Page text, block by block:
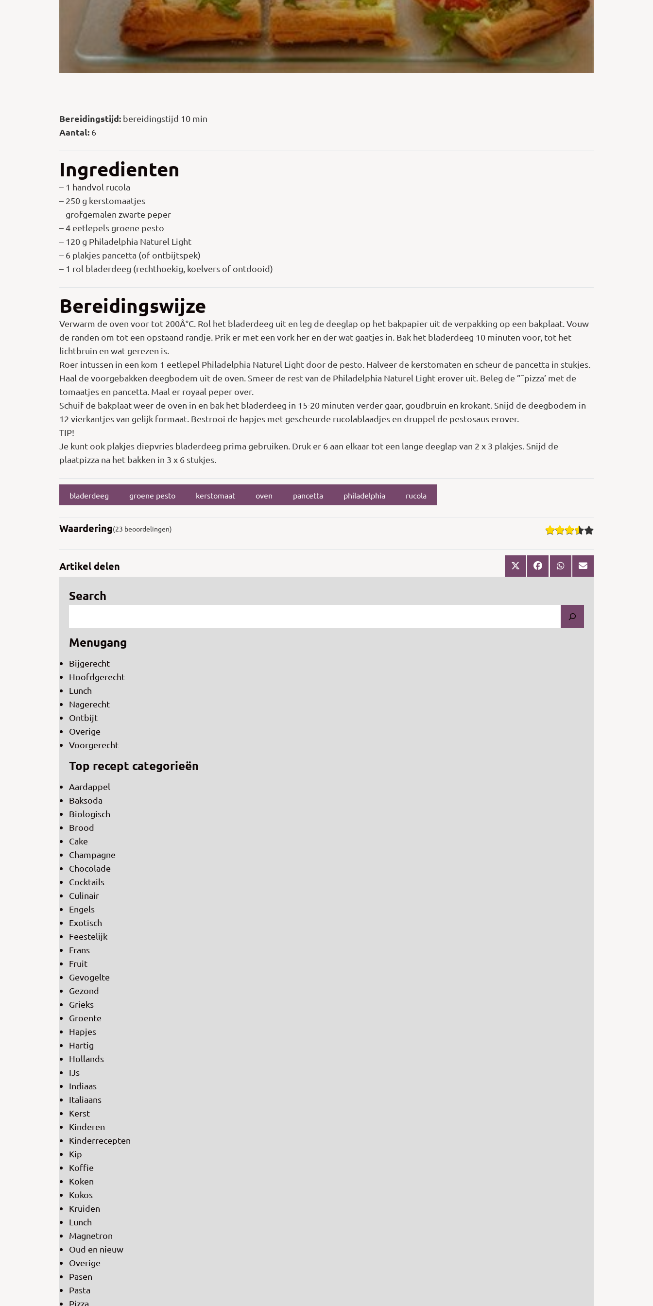
Bereidingstijd: bereidingstijd 10 min
Aantal: 6
Ingredienten
– 1 handvol rucola
– 250 g kerstomaatjes
– grofgemalen zwarte peper
– 4 eetlepels groene pesto
– 120 g Philadelphia Naturel Light
– 6 plakjes pancetta (of ontbijtspek)
– 1 rol bladerdeeg (rechthoekig, koelvers of ontdooid)
Bereidingswijze
Verwarm de oven voor tot 200Â°C. Rol het bladerdeeg uit en leg de deeglap op het bakpapier uit de verpakking op een bakplaat. Vouw
de randen om tot een opstaand randje. Prik er met een vork her en der wat gaatjes in. Bak het bladerdeeg 10 minuten voor, tot het
lichtbruin en wat gerezen is.
Roer intussen in een kom 1 eetlepel Philadelphia Naturel Light door de pesto. Halveer de kerstomaten en scheur de pancetta in stukjes.
Haal de voorgebakken deegbodem uit de oven. Smeer de rest van de Philadelphia Naturel Light erover uit. Beleg de ”˜pizza’ met de
tomaatjes en pancetta. Maal er royaal peper over.
Schuif de bakplaat weer de oven in en bak het bladerdeeg in 15-20 minuten verder gaar, goudbruin en krokant. Snijd de deegbodem in
12 vierkantjes van gelijk formaat. Bestrooi de hapjes met gescheurde rucolablaadjes en druppel de pestosaus erover.
TIP!
Je kunt ook plakjes diepvries bladerdeeg prima gebruiken. Druk er 6 aan elkaar tot een lange deeglap van 2 x 3 plakjes. Snijd de
plaatpizza na het bakken in 3 x 6 stukjes.
bladerdeeg groene pesto kerstomaat oven pancetta philadelphia rucola
Waardering(23 beoordelingen)
Artikel delen
Search
Menugang
Bijgerecht
Hoofdgerecht
Lunch
Nagerecht
Ontbijt
Overige
Voorgerecht
Top recept categorieën
Aardappel
Baksoda
Biologisch
Brood
Cake
Champagne
Chocolade
Cocktails
Culinair
Engels
Exotisch
Feestelijk
Frans
Fruit
Gevogelte
Gezond
Grieks
Groente
Hapjes
Hartig
Hollands
IJs
Indiaas
Italiaans
Kerst
Kinderen
Kinderrecepten
Kip
Koffie
Koken
Kokos
Kruiden
Lunch
Magnetron
Oud en nieuw
Overige
Pasen
Pasta
Pizza